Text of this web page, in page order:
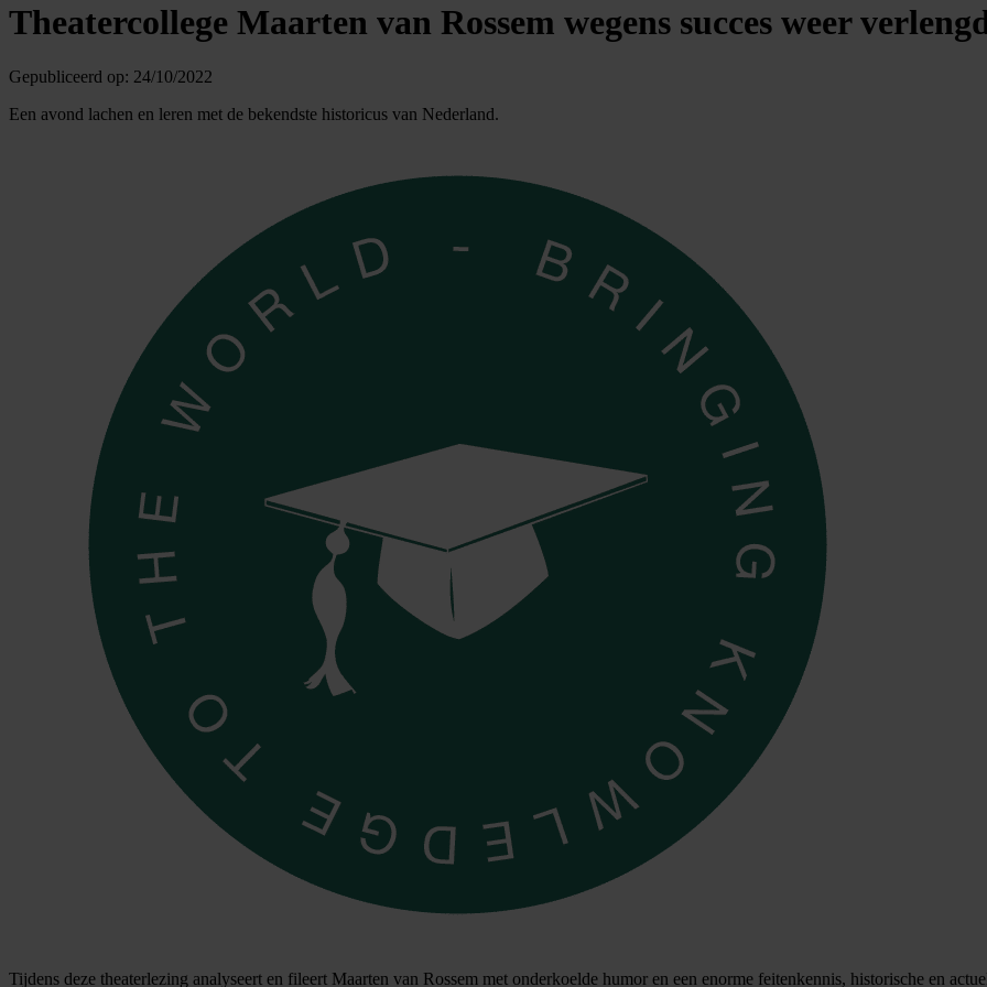
Theatercollege Maarten van Rossem wegens succes weer
Gepubliceerd op: 24/10/2022
Een avond lachen en leren met de bekendste historicus van Nederland.
Tijdens deze theaterlezing analyseert en fileert Maarten van Rossem met onderkoelde humor en een enorme feitenkennis, historische en